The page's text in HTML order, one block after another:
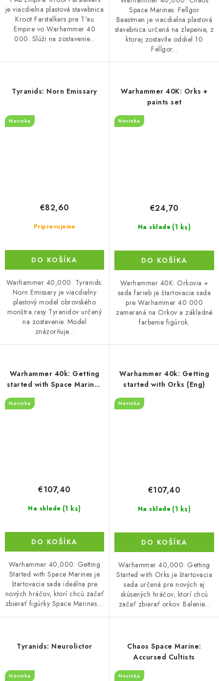
je viacdielna plastová stavebnica
Kroot Farstalkers pre T'au
Empire vo Warhammer 40
000. Slúži na zostavenie...
Space Marines: Fellgor
Beastmen je viacdielna plastová
stavebnica určená na zlepenie, z
ktorej zostavíte oddiel 10
Fellgor...
Tyranids: Norn Emissary
Novinka
Pripravujeme
€82,60
DO KOŠÍKA
Warhammer 40,000: Tyranids:
Norn Emissary je viacdielny
plastový model obrovského
monštra rasy Tyranidov určený
na zostavenie. Model
znázorňuje...
Warhammer 40K: Orks +
paints set
Novinka
Na sklade (1 ks)
€24,70
DO KOŠÍKA
Warhammer 40K: Orkovia +
sada farieb je štartovacia sada
pre Warhammer 40 000
zameraná na Orkov a základné
farbenie figúrok.
Warhammer 40k: Getting
started with Space Marines
Novinka
Na sklade (1 ks)
€107,40
DO KOŠÍKA
Warhammer 40,000: Getting
Started with Space Marines je
štartovacia sada ideálna pre
nových hráčov, ktorí chcú začať
zbierať figúrky Space Marines....
Warhammer 40k: Getting
started with Orks (Eng)
Novinka
Na sklade (1 ks)
€107,40
DO KOŠÍKA
Warhammer 40,000: Getting
Started with Orks je štartovacia
sada určená pre nových aj
skúsených hráčov, ktorí chcú
začať zbierať orkov. Balenie...
Tyranids: Neurolictor
Novinka
Chaos Space Marine:
Accursed Cultists
Novinka